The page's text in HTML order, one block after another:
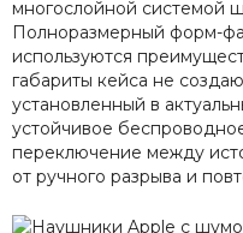
многослойной системой
Полноразмерный форм-
используются
габариты кейса не
установленный в
устойчивое
переключение между
от ручного разрыва и